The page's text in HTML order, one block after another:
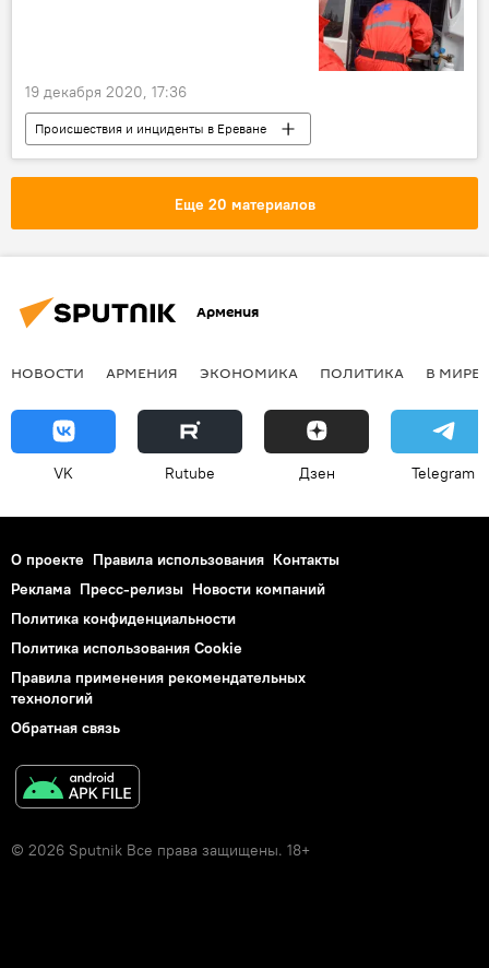
19 декабря 2020, 17:36
Происшествия и инциденты в Ереване
Происшествия
Армения
Общество
Новости Армения
Еще 20 материалов
Армения
НОВОСТИ АРМЕНИЯ ЭКОНОМИКА ПОЛИТИКА В МИРЕ
VK Rutube Дзен Telegram
О проекте Правила использования Контакты
Реклама Пресс-релизы Новости компаний
Политика конфиденциальности
Политика использования Cookie
Правила применения рекомендательных
технологий
Обратная связь
© 2026 Sputnik Все права защищены. 18+